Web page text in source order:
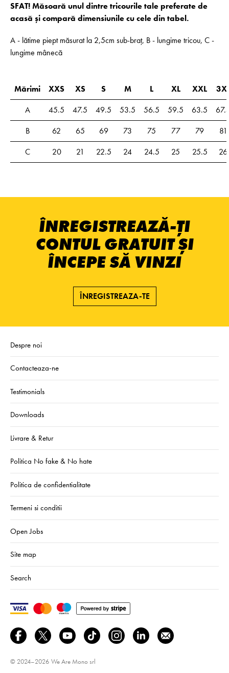
SFAT! Măsoară unul dintre tricourile tale preferate de
acasă și compară dimensiunile cu cele din tabel.
A - lătime piept măsurat la 2,5cm sub-braț, B - lungime tricou, C -
lungime mânecă
Mărimi XXS XS S M L XL XXL
A
45.5 47.5 49.5 53.5 56.5 59.5 63.5
B
62 65 69 73 75 77 79
81
C
20 21 22.5 24 24.5 25 25.5 26
ÎNREGISTREAZĂ-ȚI
CONTUL GRATUIT ȘI
ÎNCEPE SĂ VINZI
ÎNREGISTREAZA-TE
Despre noi
Contacteaza-ne
Testimonials
Downloads
Livrare & Retur
Politica No fake & No hate
Politica de confidentialitate
Termeni si conditii
Open Jobs
Site map
Search
© 2024–2026 We Are Mono srl